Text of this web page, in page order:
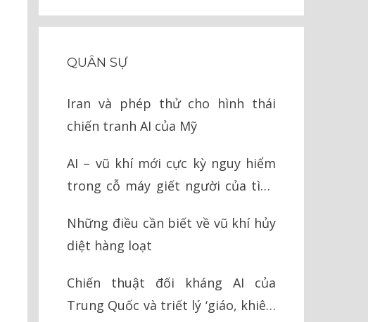
QUÂN SỰ
Iran và phép thử cho hình thái
chiến tranh AI của Mỹ
AI – vũ khí mới cực kỳ nguy hiểm
trong cỗ máy giết người của tình
Những điều cần biết về vũ khí hủy
diệt hàng loạt
Chiến thuật đối kháng AI của
Trung Quốc và triết lý ‘giáo, khiên’